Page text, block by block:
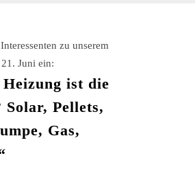
zu unserem
Juni ein:
Heizung ist die
Pellets,
Gas,